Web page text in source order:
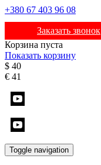
+380 67 403 96 08
Заказать звонок
Корзина пуста
Показать корзину
$ 40
€ 41
Toggle navigation